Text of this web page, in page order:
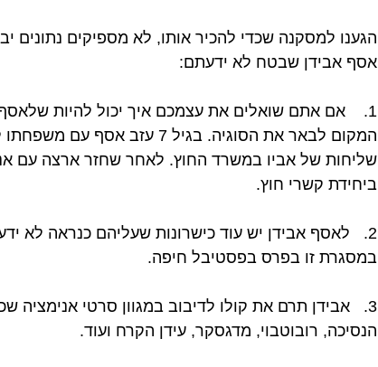
אסף אבידן שבטח לא ידעתם:
1.    אם אתם שואלים את עצמכם איך יכול להיות
שליחות של אביו במשרד החוץ. לאחר שחזר ארצה עם
ביחידת קשרי חוץ.
2.   לאסף אבידן יש עוד כישרונות שעליהם כנראה לא
במסגרת זו בפרס בפסטיבל חיפה.
3.   אבידן תרם את קולו לדיבוב במגוון סרטי אנימציה
הנסיכה, רובוטבוי, מדגסקר, עידן הקרח ועוד.